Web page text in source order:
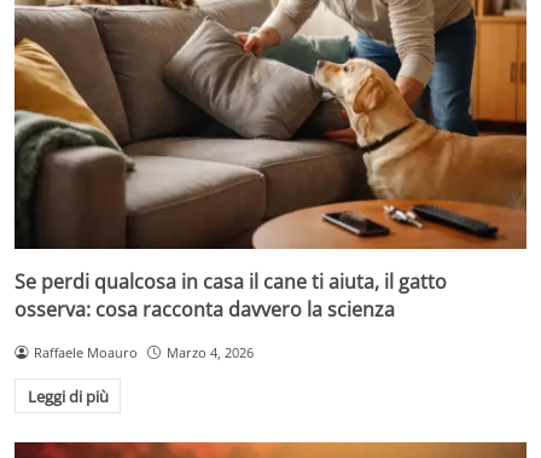
Se perdi qualcosa in casa il cane ti aiuta, il gatto
osserva: cosa racconta davvero la scienza
Raffaele Moauro Marzo 4, 2026
Leggi di più